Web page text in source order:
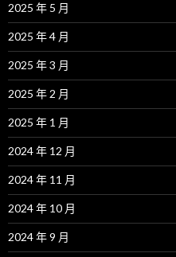
2025 年 5 月
2025 年 4 月
2025 年 3 月
2025 年 2 月
2025 年 1 月
2024 年 12 月
2024 年 11 月
2024 年 10 月
2024 年 9 月